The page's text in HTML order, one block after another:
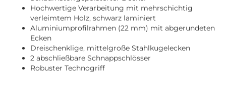
Hochwertige Verarbeitung mit mehrschichtig
verleimtem Holz, schwarz laminiert
Aluminiumprofilrahmen (22 mm) mit abgerundeten
Ecken
Dreischenklige, mittelgroße Stahlkugelecken
2 abschließbare Schnappschlösser
Robuster Technogriff